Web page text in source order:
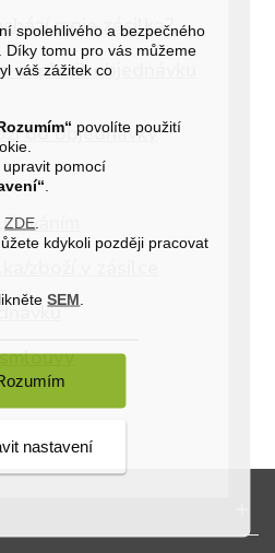
spolehlivého a bezpečného
Díky tomu pro vás můžeme
váš zážitek co
povolíte použití
pomocí
ZDE
kdykoli později pracovat
SEM
nastavení
moje zásilka?
zaplatit objednávku
do objednávky
zboží v zásilce